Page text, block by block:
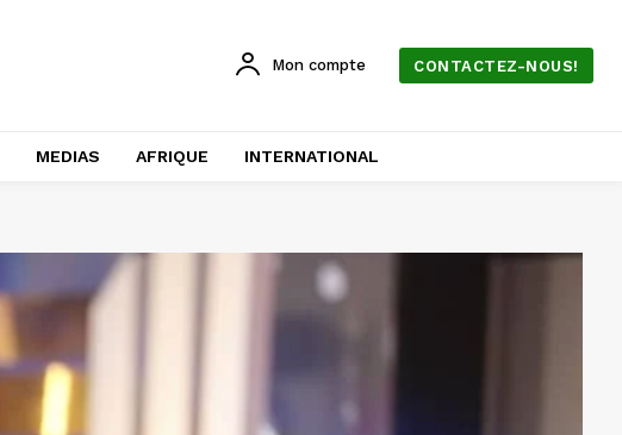
Mon compte CONTACTEZ-NOUS!
MEDIAS AFRIQUE INTERNATIONAL